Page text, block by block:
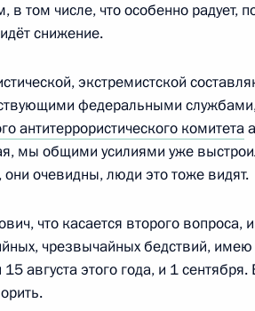
офицеров, назначенных на
Москва, Кремль
среда
Вальтером
Москва, Кремль
в том числе, что особенно радует,
снижение.
экстремистской
федеральными
антитеррористического комитета
мы общими усилиями уже
очевидны, люди это тоже видят.
что касается второго
чрезвычайных бедствий,
августа этого года, и 1